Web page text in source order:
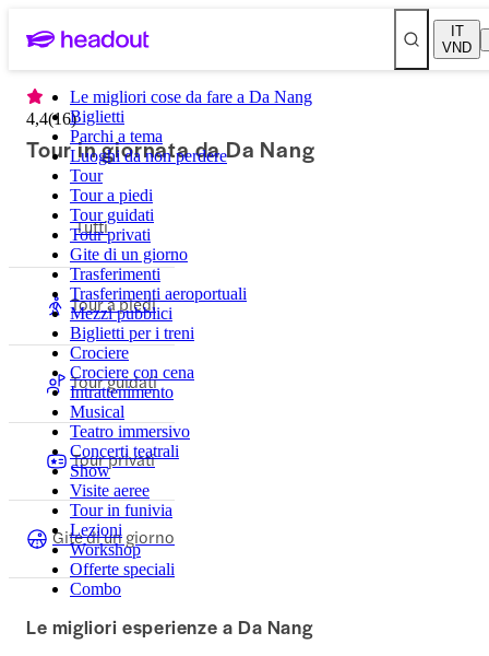
IT
VND
Le migliori cose da fare a Da Nang
Biglietti
Parchi a tema
Luoghi da non perdere
Tour
Tour a piedi
Tour guidati
Tour privati
Gite di un giorno
Trasferimenti
Trasferimenti aeroportuali
Mezzi pubblici
Biglietti per i treni
Crociere
Crociere con cena
Intrattenimento
Musical
Teatro immersivo
Concerti teatrali
Show
Visite aeree
Tour in funivia
Lezioni
Workshop
Offerte speciali
Combo
4,4(16)
Tour in giornata da Da Nang
Tutti
Tour a piedi
Tour guidati
Tour privati
Gite di un giorno
Le migliori esperienze a Da Nang